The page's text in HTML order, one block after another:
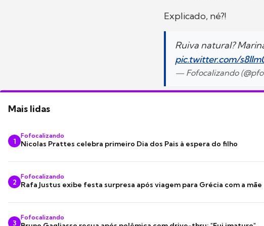
Explicado, né?!
Ruiva natural?
pic.twitter.com/
— Fofocalizando
Mais lidas
1
Fofocalizando
Nicolas Prattes celebra primeiro Dia dos Pais à espera do filho
2
Fofocalizando
Rafa Justus exibe festa surpresa após viagem para Grécia com a mãe
3
Fofocalizando